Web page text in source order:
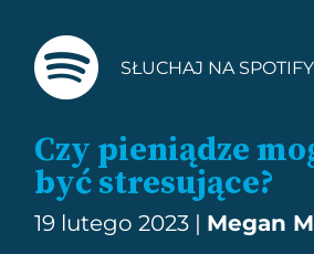
SŁUCHAJ NA SPOTIFY
Czy pieniądze
być stresujące?
19 lutego 2023 | Megan